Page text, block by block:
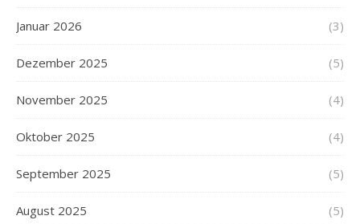
Januar 2026 (3)
Dezember 2025 (5)
November 2025 (4)
Oktober 2025 (4)
September 2025 (5)
August 2025 (5)